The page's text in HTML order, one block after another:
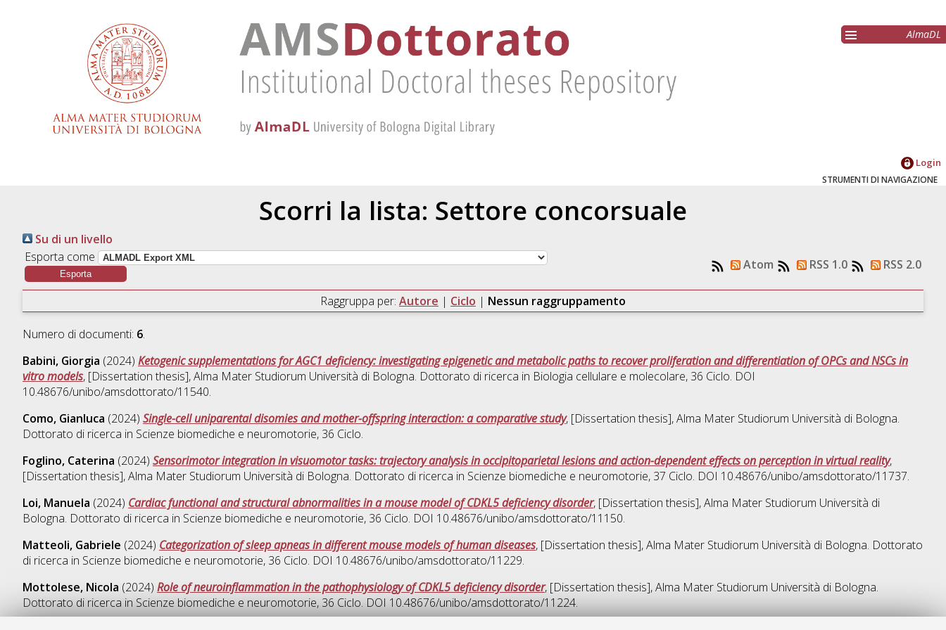
AlmaDL
Login
STRUMENTI DI NAVIGAZIONE
Scorri la lista: Settore concorsuale
Su di un livello
Esporta come
Atom RSS 1.0 RSS 2.0
Raggruppa per: Autore | Ciclo | Nessun raggruppamento
Numero di documenti: 6.
Babini, Giorgia (2024) Ketogenic supplementations for AGC1 deficiency: investigating epigenetic and metabolic paths to recover proliferation and differentiation of OPCs and NSCs in
vitro models, [Dissertation thesis], Alma Mater Studiorum Università di Bologna. Dottorato di ricerca in Biologia cellulare e molecolare, 36 Ciclo. DOI
10.48676/unibo/amsdottorato/11540.
Como, Gianluca (2024) Single-cell uniparental disomies and mother-offspring interaction: a comparative study, [Dissertation thesis], Alma Mater Studiorum Università di Bologna.
Dottorato di ricerca in Scienze biomediche e neuromotorie, 36 Ciclo.
Foglino, Caterina (2024) Sensorimotor integration in visuomotor tasks: trajectory analysis in occipitoparietal lesions and action-dependent effects on perception in virtual reality,
[Dissertation thesis], Alma Mater Studiorum Università di Bologna. Dottorato di ricerca in Scienze biomediche e neuromotorie, 37 Ciclo. DOI 10.48676/unibo/amsdottorato/11737.
Loi, Manuela (2024) Cardiac functional and structural abnormalities in a mouse model of CDKL5 deficiency disorder, [Dissertation thesis], Alma Mater Studiorum Università di
Bologna. Dottorato di ricerca in Scienze biomediche e neuromotorie, 36 Ciclo. DOI 10.48676/unibo/amsdottorato/11150.
Matteoli, Gabriele (2024) Categorization of sleep apneas in different mouse models of human diseases, [Dissertation thesis], Alma Mater Studiorum Università di Bologna. Dottorato
di ricerca in Scienze biomediche e neuromotorie, 36 Ciclo. DOI 10.48676/unibo/amsdottorato/11229.
Mottolese, Nicola (2024) Role of neuroinflammation in the pathophysiology of CDKL5 deficiency disorder, [Dissertation thesis], Alma Mater Studiorum Università di Bologna.
Dottorato di ricerca in Scienze biomediche e neuromotorie, 36 Ciclo. DOI 10.48676/unibo/amsdottorato/11224.